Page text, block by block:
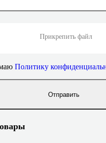
Прикрепить файл
Политику